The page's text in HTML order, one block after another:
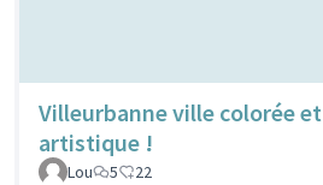
Villeurbanne ville colorée et
artistique !
Lou 5 22